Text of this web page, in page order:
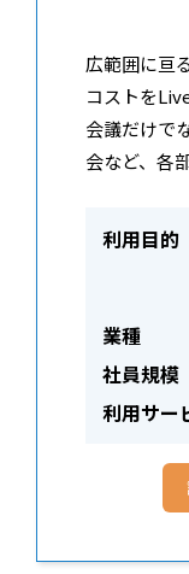
広範囲に亘
コストを
会議だけで
会など、各
利用目的
業種
社員規模
利用サー